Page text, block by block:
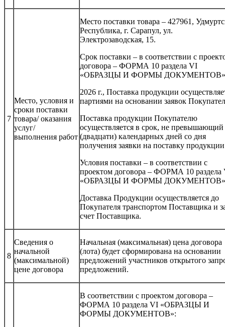
7
Место, условия и
сроки поставки
товара/ оказания
услуг/
выполнения работ
Место поставки товара – 427961,
Республика, г. Сарапул, ул.
Электрозаводская, 15.
Срок поставки – в соответствии с
договора – ФОРМА 10 раздела VI
«ОБРАЗЦЫ И ФОРМЫ
2026 г., Поставка продукции
партиями на основании заявок
Поставка продукции Покупателю
осуществляется в срок, не превышающий
(двадцати) календарных дней со дня
получения заявки на поставку
Условия поставки – в соответствии с
проектом договора – ФОРМА 10 раздела
«ОБРАЗЦЫ И ФОРМЫ
Доставка Продукции осуществляется до
Покупателя транспортом Поставщика и
счет Поставщика.
8
Сведения о
начальной
(максимальной)
цене договора
Начальная (максимальная) цена договора
(лота) будет сформирована на основании
предложений участников открытого
предложений.
В соответствии с проектом договора –
ФОРМА 10 раздела VI «ОБРАЗЦЫ И
ФОРМЫ ДОКУМЕНТОВ»: